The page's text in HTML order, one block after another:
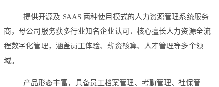
提供开源及 SAAS 两种使用模式的人力资源管理系统服务
商，母公司服务获多行业知名企业认可，核心擅长人力资源全流
程数字化管理，涵盖员工体验、薪资核算、人才管理等多个领
域。
产品形态丰富，具备员工档案管理、考勤管理、社保管